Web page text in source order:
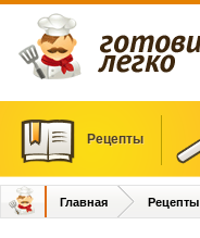
Рецепты
Главная Рецепты